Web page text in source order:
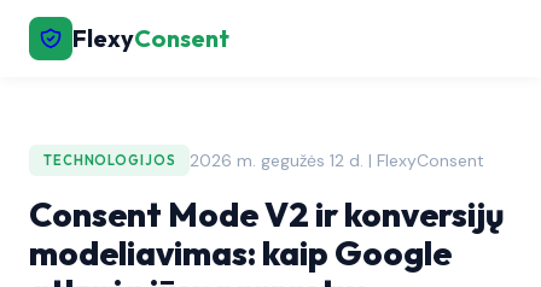
FlexyConsent
TECHNOLOGIJOS 2026 m. gegužės 12 d. | FlexyConsent
Consent Mode V2 ir konversijų
modeliavimas: kaip Google